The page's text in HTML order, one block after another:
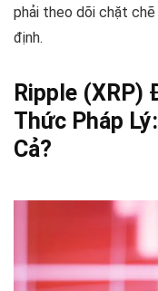
phải theo dõi chặt
định.
Ripple (XRP)
Thức Pháp
Cả?